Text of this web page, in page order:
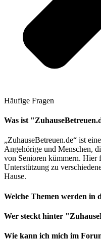
Häufige Fragen
Was ist
„ZuhauseBetreuen.de“ ist
Angehörige und Menschen,
von Senioren kümmern. Hier
Unterstützung zu
Hause.
Welche Themen werden in
Wer steckt hinter
Wie kann ich mich im